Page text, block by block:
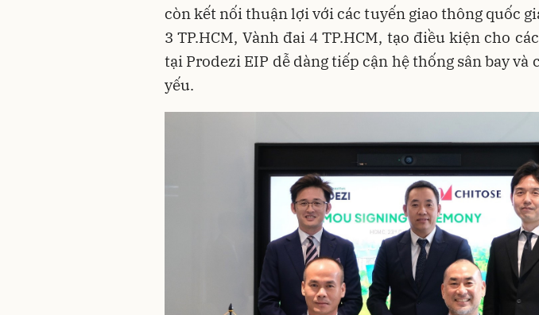
còn kết nối thuận lợi với các tuyến giao thông quốc
3 TP.HCM, Vành đai 4 TP.HCM, tạo điều kiện cho
tại Prodezi EIP dễ dàng tiếp cận hệ thống sân bay và
yếu.